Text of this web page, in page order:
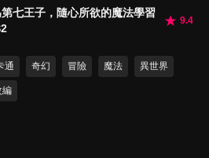
七王子，隨心所欲的魔法學習
9.4
通
奇幻 冒險 魔法 異世界
編